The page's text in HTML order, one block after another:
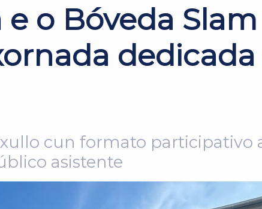
o Bóveda
dedicada
cun formato participativo
asistente